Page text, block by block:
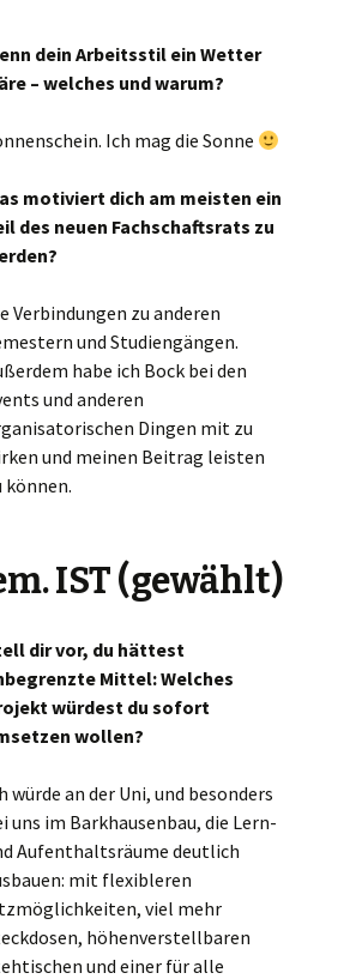
dein Arbeitsstil ein Wetter
– welches und warum?
Ich mag die Sonne
motiviert dich am meisten ein
des neuen Fachschaftsrats zu
Verbindungen zu anderen
und Studiengängen.
habe ich Bock bei den
und anderen
Dingen mit zu
und meinen Beitrag leisten
können.
IST (gewählt)
dir vor, du hättest
Mittel: Welches
würdest du sofort
wollen?
würde an der Uni, und besonders
uns im Barkhausenbau, die Lern-
Aufenthaltsräume deutlich
mit flexibleren
viel mehr
höhenverstellbaren
und einer für alle